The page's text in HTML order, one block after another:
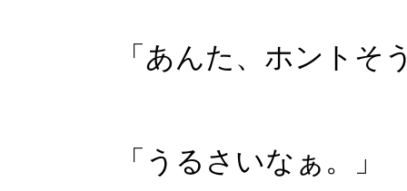
「あんた、ホントそ
「うるさいなぁ。」